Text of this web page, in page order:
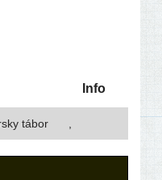
Info
tábor